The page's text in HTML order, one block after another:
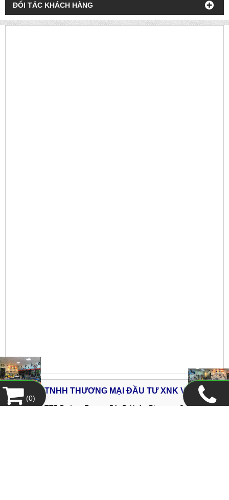
ĐỐI TÁC KHÁCH HÀNG
CÔNG TY TNHH THƯƠNG MẠI ĐẦU TƯ XNK V&H
Địa chỉ:02-TT5 Đường Foresa 5A, P. Xuân Phương, Q. Nam Từ
(0)